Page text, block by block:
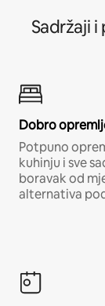
Sadržaji
Dobro
Potpuno
kuhinju i sve
boravak od
alternativa